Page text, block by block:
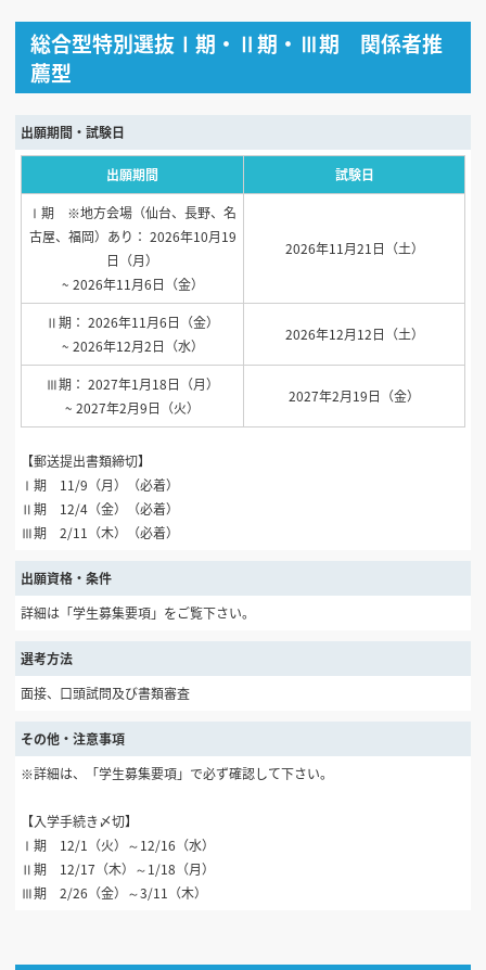
総合型特別選抜Ⅰ期・Ⅱ期・Ⅲ期 関係者推
薦型
出願期間・試験日
出願期間 試験日
Ⅰ期 ※地方会場（仙台、長野、名
古屋、福岡）あり： 2026年10月19
日（月）
~ 2026年11月6日（金）
2026年11月21日（土）
Ⅱ期： 2026年11月6日（金）
~ 2026年12月2日（水）
2026年12月12日（土）
Ⅲ期： 2027年1月18日（月）
~ 2027年2月9日（火）
2027年2月19日（金）
【郵送提出書類締切】
Ⅰ期 11/9（月）（必着）
Ⅱ期 12/4（金）（必着）
Ⅲ期 2/11（木）（必着）
出願資格・条件
詳細は「学生募集要項」をご覧下さい。
選考方法
面接、口頭試問及び書類審査
その他・注意事項
※詳細は、「学生募集要項」で必ず確認して下さい。
【入学手続き〆切】
Ⅰ期 12/1（火）～12/16（水）
Ⅱ期 12/17（木）～1/18（月）
Ⅲ期 2/26（金）～3/11（木）